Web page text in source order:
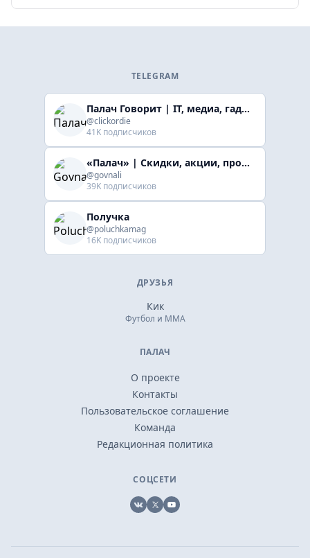
TELEGRAM
Палач Говорит | IT, медиа, гaджеты, скидки
@clickordie
41K подписчиков
«Палач» | Скидки, акции, промокоды
@govnali
39K подписчиков
Получка
@poluchkamag
16K подписчиков
ДРУЗЬЯ
Кик
Футбол и ММА
ПАЛАЧ
О проекте
Контакты
Пользовательское соглашение
Команда
Редакционная политика
СОЦСЕТИ
VK X YouTube